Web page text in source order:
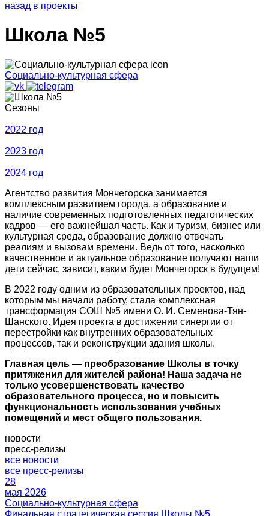
назад в проекты
Школа №5
Социально-культурная сфера
Сезоны
2022 год
2023 год
2024 год
Агентство развития Мончегорска занимается
комплексным развитием города, а образование и
наличие современных подготовленных педагогических
кадров — его важнейшая часть. Как и туризм, бизнес или
культурная среда, образование должно отвечать
реалиям и вызовам времени. Ведь от того, насколько
качественное и актуальное образование получают наши
дети сейчас, зависит, каким будет Мончегорск в будущем!
В 2022 году одним из образовательных проектов, над
которым мы начали работу, стала комплексная
трансформация СОШ №5 имени О. И. Семенова-Тян-
Шанского. Идея проекта в достижении синергии от
перестройки как внутренних образовательных
процессов, так и реконструкции здания школы.
Главная цель — преобразование Школы в точку
притяжения для жителей района! Наша задача не
только усовершенствовать качество
образовательного процесса, но и повысить
функциональность использования учебных
помещений и мест общего пользования.
новости
пресс-релизы
все новости
все пресс-релизы
28
мая 2026
Социально-культурная сфера
Финальная стратегическая сессия Школы №5